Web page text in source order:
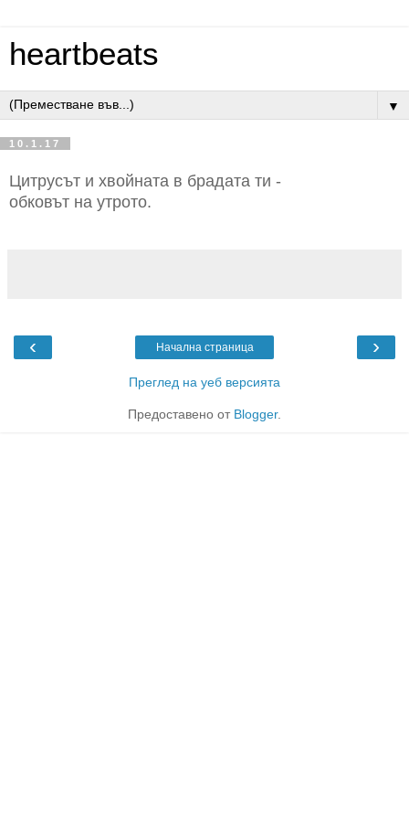
heartbeats
▼
10.1.17
Цитрусът и хвойната в брадата ти -
обковът на утрото.
‹ ›
Начална страница
Преглед на уеб версията
Предоставено от Blogger.